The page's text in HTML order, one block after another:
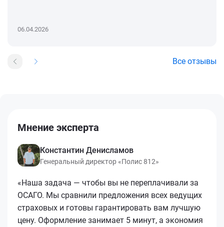
06.04.2026
Все отзывы
Мнение эксперта
Константин Денисламов
Генеральный директор «Полис 812»
«Наша задача — чтобы вы не переплачивали за
ОСАГО. Мы сравнили предложения всех ведущих
страховых и готовы гарантировать вам лучшую
цену. Оформление занимает 5 минут, а экономия